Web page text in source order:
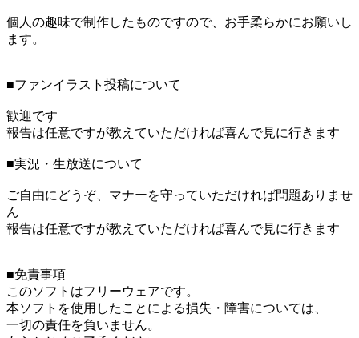
個人の趣味で制作したものですので、お手柔らかにお願いし
ます。
■ファンイラスト投稿について
歓迎です
報告は任意ですが教えていただければ喜んで見に行きます
■実況・生放送について
ご自由にどうぞ、マナーを守っていただければ問題ありませ
ん
報告は任意ですが教えていただければ喜んで見に行きます
■免責事項
このソフトはフリーウェアです。
本ソフトを使用したことによる損失・障害については、
一切の責任を負いません。